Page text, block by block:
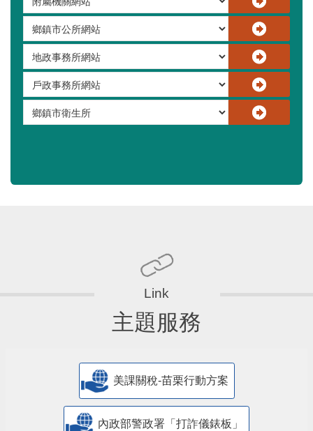
主題服務
美課關稅-苗栗行動方案
內政部警政署「打詐儀錶板」